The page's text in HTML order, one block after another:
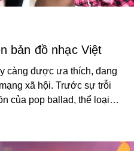
bản đồ nhạc Việt
càng được ưa thích, đang
xã hội. Trước sự trỗi
của pop ballad, thể loại
tuổi vì thế cũng nổi tiếng
vốn được mặc định dành